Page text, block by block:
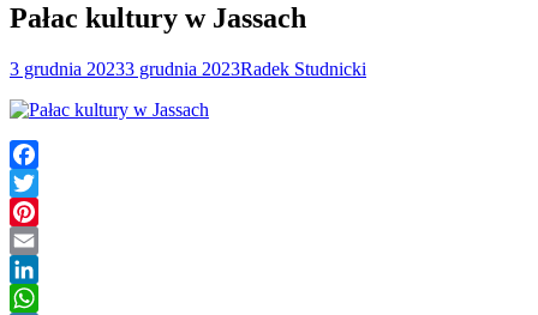
Pałac kultury w Jassach
3 grudnia 20233 grudnia 2023Radek Studnicki
Facebook
Twitter
Pinterest
Email
LinkedIn